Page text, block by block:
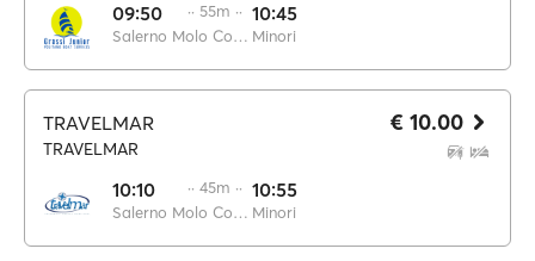
09:50
Salerno Molo Concordia
·· 55m ·· 10:45
Minori
TRAVELMAR
TRAVELMAR
10:10
Salerno Molo Concordia
·· 45m ·· 10:55
Minori
€ 10.00